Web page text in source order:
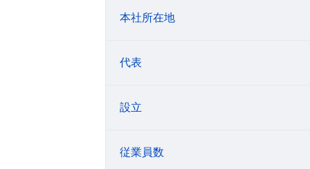
本社所在地
代表
設立
従業員数